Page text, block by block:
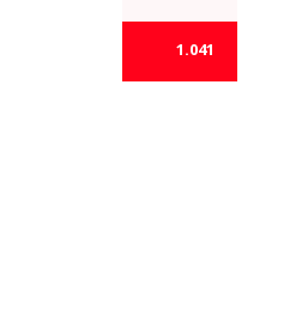
1.041